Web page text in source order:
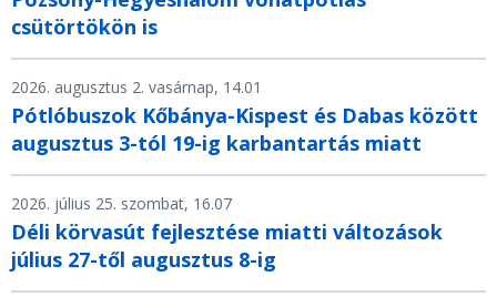
csütörtökön is
2026. augusztus 2. vasárnap, 14.01
Pótlóbuszok Kőbánya-Kispest és Dabas között
augusztus 3-tól 19-ig karbantartás miatt
2026. július 25. szombat, 16.07
Déli körvasút fejlesztése miatti változások
július 27-től augusztus 8-ig